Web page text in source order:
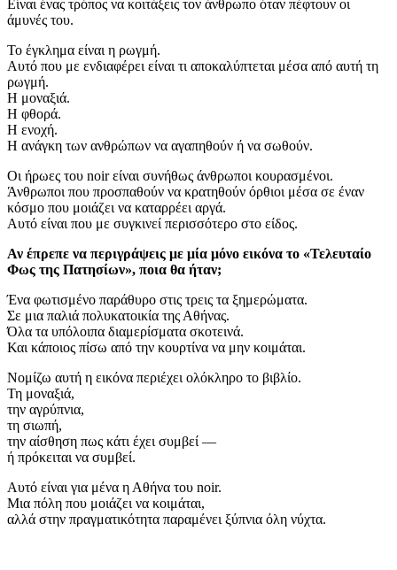
Είναι ένας τρόπος να κοιτάξεις τον άνθρωπο όταν πέφτουν οι
άμυνές του.
Το έγκλημα είναι η ρωγμή.
Αυτό που με ενδιαφέρει είναι τι αποκαλύπτεται μέσα από αυτή τη
ρωγμή.
Η μοναξιά.
Η φθορά.
Η ενοχή.
Η ανάγκη των ανθρώπων να αγαπηθούν ή να σωθούν.
Οι ήρωες του noir είναι συνήθως άνθρωποι κουρασμένοι.
Άνθρωποι που προσπαθούν να κρατηθούν όρθιοι μέσα σε έναν
κόσμο που μοιάζει να καταρρέει αργά.
Αυτό είναι που με συγκινεί περισσότερο στο είδος.
Αν έπρεπε να περιγράψεις με μία μόνο εικόνα το «Τελευταίο
Φως της Πατησίων», ποια θα ήταν;
Ένα φωτισμένο παράθυρο στις τρεις τα ξημερώματα.
Σε μια παλιά πολυκατοικία της Αθήνας.
Όλα τα υπόλοιπα διαμερίσματα σκοτεινά.
Και κάποιος πίσω από την κουρτίνα να μην κοιμάται.
Νομίζω αυτή η εικόνα περιέχει ολόκληρο το βιβλίο.
Τη μοναξιά,
την αγρύπνια,
τη σιωπή,
την αίσθηση πως κάτι έχει συμβεί —
ή πρόκειται να συμβεί.
Αυτό είναι για μένα η Αθήνα του noir.
Μια πόλη που μοιάζει να κοιμάται,
αλλά στην πραγματικότητα παραμένει ξύπνια όλη νύχτα.